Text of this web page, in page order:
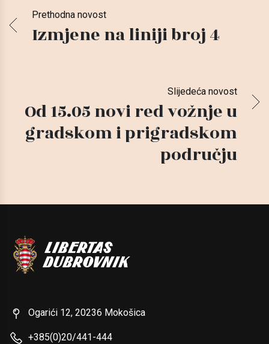
Prethodna novost
Izmjene na liniji broj 4
Slijedeća novost
Od 15.05 novi red vožnje u
gradskom i prigradskom
području
Ogarići 12, 20236 Mokošica
+385(0)20/441-444